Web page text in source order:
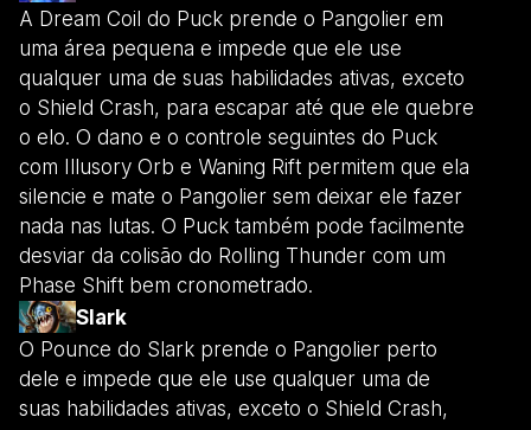
A Dream Coil do Puck prende o Pangolier em
uma área pequena e impede que ele use
qualquer uma de suas habilidades ativas, exceto
o Shield Crash, para escapar até que ele quebre
o elo. O dano e o controle seguintes do Puck
com Illusory Orb e Waning Rift permitem que ela
silencie e mate o Pangolier sem deixar ele fazer
nada nas lutas. O Puck também pode facilmente
desviar da colisão do Rolling Thunder com um
Phase Shift bem cronometrado.
Slark
O Pounce do Slark prende o Pangolier perto
dele e impede que ele use qualquer uma de
suas habilidades ativas, exceto o Shield Crash,